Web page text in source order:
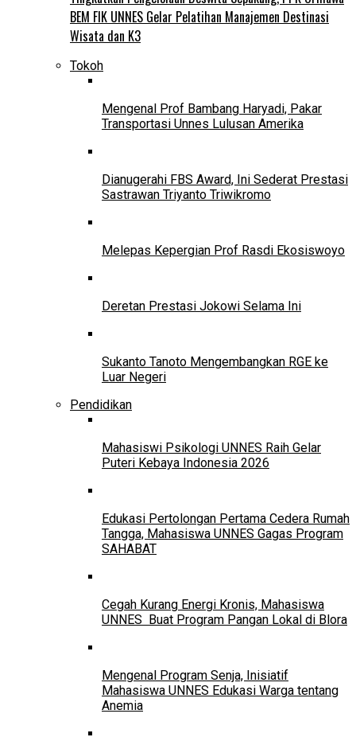
BEM FIK UNNES Gelar Pelatihan Manajemen Destinasi
Wisata dan K3
Tokoh
Mengenal Prof Bambang Haryadi, Pakar
Transportasi Unnes Lulusan Amerika
Dianugerahi FBS Award, Ini Sederat Prestasi
Sastrawan Triyanto Triwikromo
Melepas Kepergian Prof Rasdi Ekosiswoyo
Deretan Prestasi Jokowi Selama Ini
Sukanto Tanoto Mengembangkan RGE ke
Luar Negeri
Pendidikan
Mahasiswi Psikologi UNNES Raih Gelar
Puteri Kebaya Indonesia 2026
Edukasi Pertolongan Pertama Cedera Rumah
Tangga, Mahasiswa UNNES Gagas Program
SAHABAT
Cegah Kurang Energi Kronis, Mahasiswa
UNNES Buat Program Pangan Lokal di Blora
Mengenal Program Senja, Inisiatif
Mahasiswa UNNES Edukasi Warga tentang
Anemia